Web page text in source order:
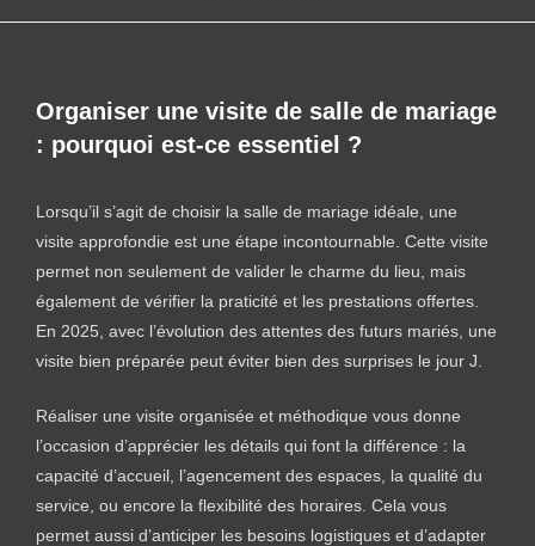
Organiser une visite de salle de mariage
: pourquoi est-ce essentiel ?
Lorsqu’il s’agit de choisir la salle de mariage idéale, une
visite approfondie est une étape incontournable. Cette visite
permet non seulement de valider le charme du lieu, mais
également de vérifier la praticité et les prestations offertes.
En 2025, avec l’évolution des attentes des futurs mariés, une
visite bien préparée peut éviter bien des surprises le jour J.
Réaliser une visite organisée et méthodique vous donne
l’occasion d’apprécier les détails qui font la différence : la
capacité d’accueil, l’agencement des espaces, la qualité du
service, ou encore la flexibilité des horaires. Cela vous
permet aussi d’anticiper les besoins logistiques et d’adapter